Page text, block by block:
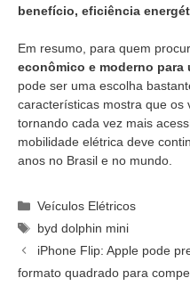
benefício, eficiência
Em resumo, para quem
econômico e moderno para
pode ser uma escolha
características mostra que os
tornando cada vez mais
mobilidade elétrica deve
anos no Brasil e no mundo.
Categorias
Veículos Elétricos
Tags
byd dolphin mini
iPhone Flip: Apple pode
formato quadrado para